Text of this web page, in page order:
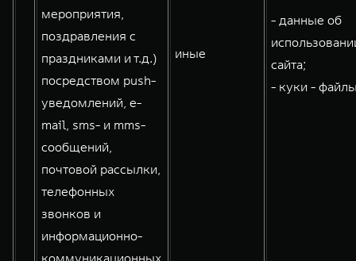
мероприятия,
поздравления с
праздниками и т.д.)
посредством push-
уведомлений, e-
mail, sms- и mms-
сообщений,
почтовой рассылки,
телефонных
звонков и
информационно-
коммуникационных
иные
- данные об
сайта;
- куки -